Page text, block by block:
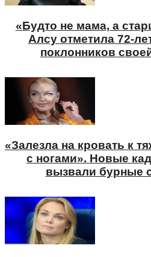
«Будто не мама, а
Алсу отметила 72-
поклонников
«Залезла на кровать к
с ногами». Новые
вызвали бурные